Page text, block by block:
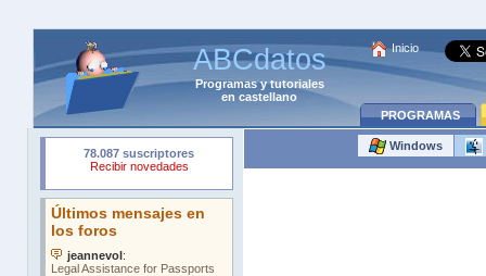
ABCdatos
Programasytutoriales
en castellano
Inicio
PROGRAMAS
Windows